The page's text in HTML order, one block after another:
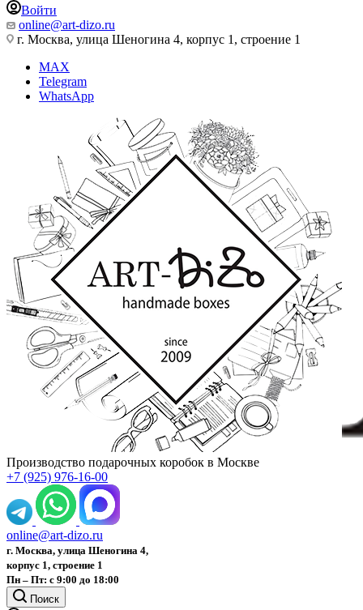
Войти
online@art-dizo.ru
г. Москва, улица Шеногина 4, корпус 1, строение 1
MAX
Telegram
WhatsApp
Производство подарочных коробок в Москве
+7 (925) 976-16-00
online@art-dizo.ru
г. Москва, улица Шеногина 4,
корпус 1, строение 1
Пн – Пт: с 9:00 до 18:00
Поиск